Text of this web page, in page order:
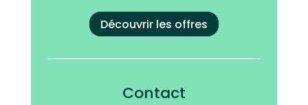
Découvrir les offres
Contact